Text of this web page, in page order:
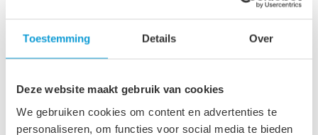
Toestemming Details Over
Deze website maakt gebruik van cookies
We gebruiken cookies om content en advertenties te
personaliseren, om functies voor social media te bieden
Wastafelkraan Rios - chroom
Niet op voorraad
€69,95